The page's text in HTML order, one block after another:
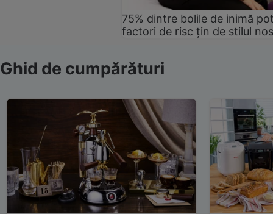
75% dintre bolile de inimă
factori de risc țin de stilul
Ghid de cumpărături